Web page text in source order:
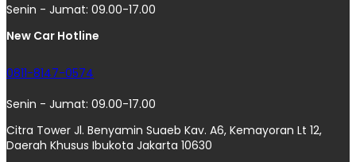
Senin - Jumat: 09.00-17.00
New Car Hotline
0811-8147-0574
Senin - Jumat: 09.00-17.00
Citra Tower Jl. Benyamin Suaeb Kav. A6, Kemayoran Lt 12,
Daerah Khusus Ibukota Jakarta 10630